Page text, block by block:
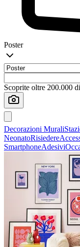
Poster
Scoprite oltre 200.000
Decorazioni Murali
NeonatoRisiedere
SmartphoneAdesivi